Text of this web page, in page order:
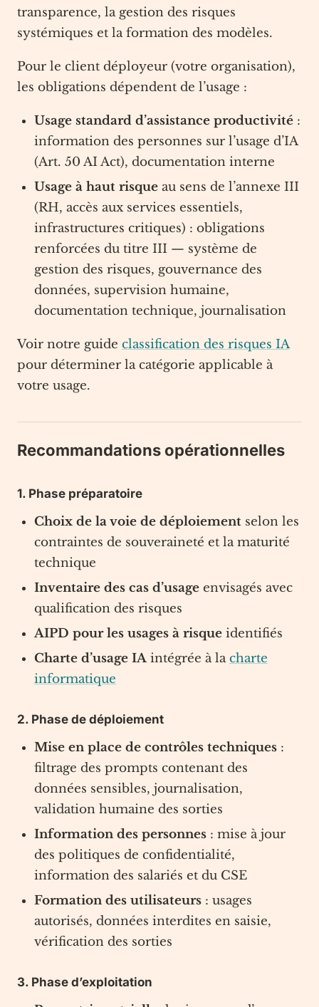
transparence, la gestion des risques
systémiques et la formation des modèles.
Pour le client déployeur (votre organisation),
les obligations dépendent de l’usage :
Usage standard d’assistance productivité :
information des personnes sur l’usage d’IA
(Art. 50 AI Act), documentation interne
Usage à haut risque au sens de l’annexe III
(RH, accès aux services essentiels,
infrastructures critiques) : obligations
renforcées du titre III — système de
gestion des risques, gouvernance des
données, supervision humaine,
documentation technique, journalisation
Voir notre guide classification des risques IA
pour déterminer la catégorie applicable à
votre usage.
Recommandations opérationnelles
1. Phase préparatoire
Choix de la voie de déploiement selon les
contraintes de souveraineté et la maturité
technique
Inventaire des cas d’usage envisagés avec
qualification des risques
AIPD pour les usages à risque identifiés
Charte d’usage IAintégrée à lacharte
informatique
2. Phase de déploiement
Mise en place de contrôles techniques :
filtrage des prompts contenant des
données sensibles, journalisation,
validation humaine des sorties
Information des personnes : mise à jour
des politiques de confidentialité,
information des salariés et du CSE
Formation des utilisateurs : usages
autorisés, données interdites en saisie,
vérification des sorties
3. Phase d’exploitation